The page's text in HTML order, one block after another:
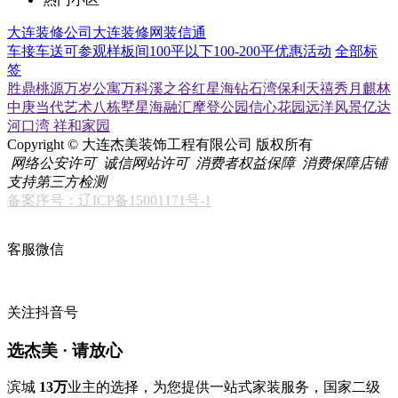
大连装修公司 大连装修网装信通
车接车送可参观样板间100平以下100-200平优惠活动 全部标
签
胜鼎桃源万岁公寓万科溪之谷红星海钻石湾保利天禧秀月麒林
中庚当代艺术八栋墅星海融汇摩登公园信心花园远洋风景亿达
河口湾 祥和家园
Copyright © 大连杰美装饰工程有限公司 版权所有
网络公安许可 诚信网站许可 消费者权益保障 消费保障店铺
支持第三方检测
备案序号：辽ICP备15001171号-1
客服微信
关注抖音号
选杰美 · 请放心
滨城 13万业主的选择，为您提供一站式家装服务，国家二级